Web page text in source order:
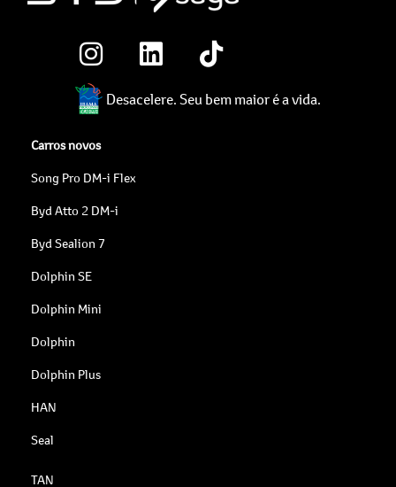
Desacelere. Seu bem maior é a vida.
Carros novos
Song Pro DM-i Flex
Byd Atto 2 DM-i
Byd Sealion 7
Dolphin SE
Dolphin Mini
Dolphin
Dolphin Plus
HAN
Seal
TAN